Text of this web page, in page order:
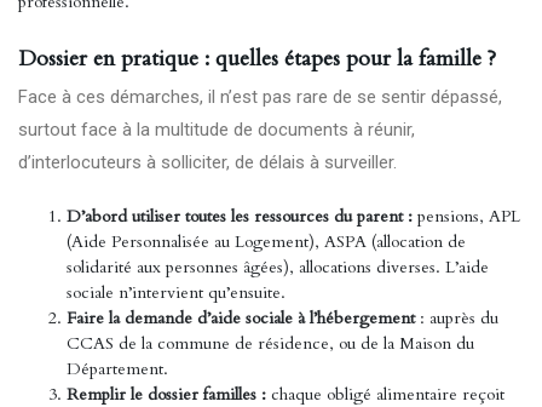
Dossier en pratique : quelles étapes pour la famille ?
Face à ces démarches, il n’est pas rare de se sentir dépassé,
surtout face à la multitude de documents à réunir,
d’interlocuteurs à solliciter, de délais à surveiller.
D’abord utiliser toutes les ressources du parent : pensions, APL
(Aide Personnalisée au Logement), ASPA (allocation de
solidarité aux personnes âgées), allocations diverses. L’aide
sociale n’intervient qu’ensuite.
Faire la demande d’aide sociale à l’hébergement: auprès du
CCAS de la commune de résidence, ou de la Maison du
Département.
Remplir le dossier familles : chaque obligé alimentaire reçoit